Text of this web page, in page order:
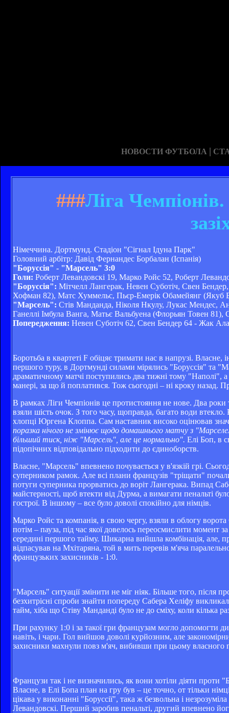
НОВОСТИ ФУТБОЛА |
###Ліга
Німеччина. Дортмунд. Стадіон "Сігнал Ідуна Парк"
Головний арбітр: Давід Фернандес Борбалан (Іспанія)
"Боруссія" - "Марсель" 3:0
Голи: Роберт Левандовскі 19, Марко Ройс 52, Роберт
"Боруссія": Мітчелл Лангерак, Невен Суботіч, Свен
Хофман 82), Матс Хуммельс, Пьєр-Емерік Обамейянг (Якуб
"Марсель": Стів Манданда, Ніколя Нкулу, Лукас Мендес,
Ганеллі Імбула Ванга, Матьє Вальбуена (Флорьян Товен
Попередження: Невен Суботіч 62, Свен Бендер 64 - Жак
Боротьба в квартеті F обіцяє тримати нас в напрузі.
першого туру, в Дортмунді силами мірялись "Боруссія" та
драматичному матчі поступились два тижні тому "Наполі",
манері, за що й поплатився. Тож сьогодні – ні кроку назад.
В рамках Ліги Чемпіонів це протистояння не нове. Два
взяли шість очок. З того часу, щоправда, багато води
хлопці Юргена Клоппа. Сам наставник високо оцінював
поразка нічого не змінює щодо домашнього матчу з
більший тиск, ніж "Марсель", але це нормально". Елі Боп, в
підопічних відповідально підходити до єдиноборств.
Власне, "Марсель" впевнено почувається у в'язкій грі.
суперником рамок. Але всі плани французів "тріщати"
потуги суперника прорватись до воріт Лангерака. Випад
майстерності, щоб втекти від Дурма, а вимагати пенальті
гострої. В іншому – все було доволі спокійно для німців.
Марко Ройс та компанія, в свою чергу, взяли в облогу
потім – пауза, під час якої довелось переосмислити момент
середині першого тайму. Шикарна вийшла комбінація, але,
відпасував на Мхітаряна, той в мить перевів м'яча
французьких захисників - 1:0.
"Марсель" ситуації змінити не міг ніяк. Більше того, після
безхитрісні спроби знайти попереду Сабера Хеліфу
тайм, хіба що Стіву Манданді було не до сміху, коли кілька
При рахунку 1:0 і за такої гри французам могло допомогти
навіть, і чари. Гол вийшов доволі курйозним, але
захисники махнули повз м'яч, вибивши при цьому власного
Французи так і не визначились, як вони хотіли діяти
Власне, в Елі Бопа план на гру був – це точно, от тільки
цікава у виконанні "Боруссії", така ж безвольна і
Левандовскі. Перший заробив пенальті, другий впевнено